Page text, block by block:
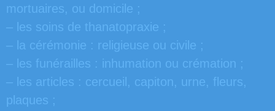
mortuaires, ou domicile ;
– les soins de thanatopraxie ;
– la cérémonie : religieuse ou civile ;
– les funérailles : inhumation ou crémation ;
– les articles : cercueil, capiton, urne, fleurs,
plaques ;